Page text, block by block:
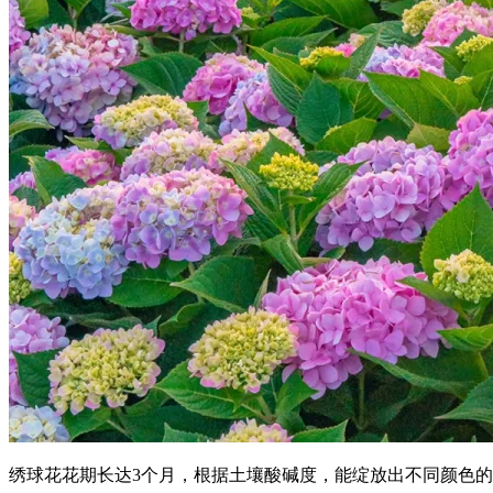
绣球花花期长达3个月，根据土壤酸碱度，能绽放出不同颜色